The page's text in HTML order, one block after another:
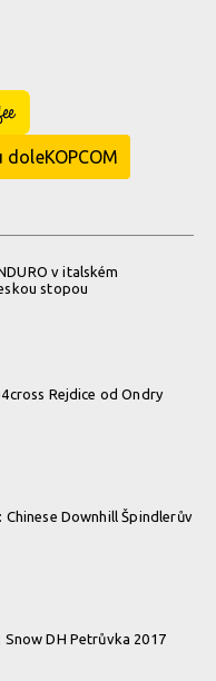
v italském
stopou
Rejdice od Ondry
Downhill Špindlerův
DH Petrůvka 2017